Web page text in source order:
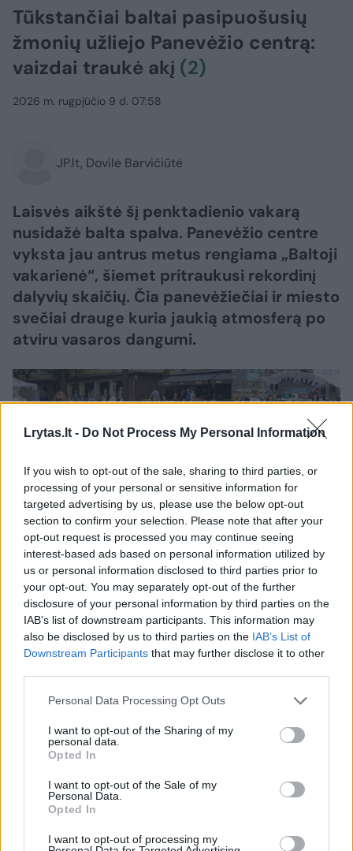
Lrytas.lt - Do Not Process My Personal Information
If you wish to opt-out of the sale, sharing to third parties, or
processing of your personal or sensitive information for
targeted advertising by us, please use the below opt-out
section to confirm your selection. Please note that after your
opt-out request is processed you may continue seeing
interest-based ads based on personal information utilized by
us or personal information disclosed to third parties prior to
your opt-out. You may separately opt-out of the further
disclosure of your personal information by third parties on the
IAB’s list of downstream participants. This information may
also be disclosed by us to third parties on the IAB’s List of
Downstream Participants that may further disclose it to other
Personal Data Processing Opt Outs
I want to opt-out of the Sharing of my
personal data.
Opted In
I want to opt-out of the Sale of my
Personal Data.
Opted In
I want to opt-out of processing my
Tūkstančiai baltai pasipuošusių
žmonių užliejo Panevėžio centrą:
vaizdai traukė akį (2)
2026 m. rugpjūčio 9 d. 07:58
JP.lt, Dovilė Barvičiūtė
Laisvės aikštė šį penktadienio vakarą
nusidažė balta spalva. Panevėžio centre
vyksta jau antrus metus rengiama „Baltoji
vakarienė“, šiemet pritraukusi rekordinį
dalyvių skaičių. Čia panevėžiečiai ir miesto
svečiai drauge kuria jaukią atmosferą po
atviru vasaros dangumi.
Daugiau nuotraukų (25)
„Baltosios vakarienės“ idėja Panevėžyje
Šventės organizatorė, Panevėžio verslo
moterų tinklo vadovė Genė Pučinskienė
renginį reikėjo nemažai drąsos.
„Pirmą kartą viskas buvo taip nedrąsu – visi
šiek tiek pasimetę svarstė, kas čia vyks ir ar
pavyks, nes mūsų miestas gana santūrus.